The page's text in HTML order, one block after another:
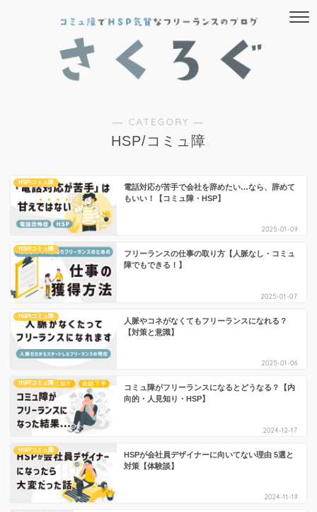
― CATEGORY ―
HSP/コミュ障
HSP/コミュ障
電話対応が苦手で会社を辞めたい…なら、辞めて
もいい！【コミュ障・HSP】
2025-01-09
HSP/コミュ障
フリーランスの仕事の取り方【人脈なし・コミュ
障でもできる！】
2025-01-07
HSP/コミュ障
人脈やコネがなくてもフリーランスになれる？
【対策と意識】
2025-01-06
HSP/コミュ障
コミュ障がフリーランスになるとどうなる？【内
向的・人見知り・HSP】
2024-12-17
HSP/コミュ障
HSPが会社員デザイナーに向いてない理由 5選と
対策【体験談】
2024-11-19